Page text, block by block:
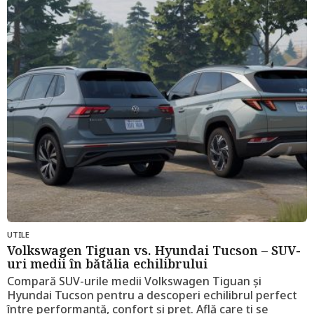
n
i
a
g
o
UTILE
Volkswagen Tiguan vs. Hyundai Tucson – SUV-
uri medii în bătălia echilibrului
Compară SUV-urile medii Volkswagen Tiguan și
Hyundai Tucson pentru a descoperi echilibrul perfect
între performanță, confort și preț. Află care ți se